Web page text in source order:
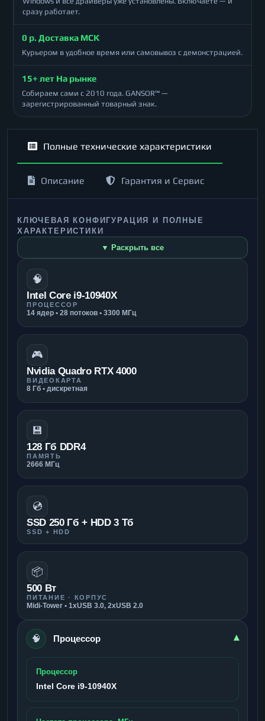
сразу работает.
0 р. Доставка МСК
Курьером в удобное время или самовывоз с демонстрацией.
15+ лет На рынке
Собираем сами с 2010 года. GANSOR™ —
зарегистрированный товарный знак.
Полные технические характеристики
Описание Гарантия и Сервис
КЛЮЧЕВАЯ КОНФИГУРАЦИЯ И ПОЛНЫЕ
ХАРАКТЕРИСТИКИ
▼ Раскрыть все
🧠
Intel Core i9-10940X
ПРОЦЕССОР
14 ядер • 28 потоков • 3300 МГц
🎮
Nvidia Quadro RTX 4000
ВИДЕОКАРТА
8 Гб • дискретная
💾
128 Гб DDR4
ПАМЯТЬ
2666 МГц
💿
SSD 250 Гб + HDD 3 Тб
SSD + HDD
📦
500 Вт
ПИТАНИЕ · КОРПУС
Midi-Tower • 1xUSB 3.0, 2xUSB 2.0
🧠 Процессор ▾
Процессор
Intel Core i9-10940X